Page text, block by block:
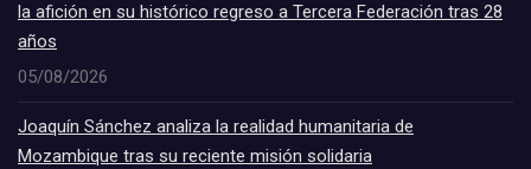
la afición en su histórico regreso a Tercera Federación tras 28
años
05/08/2026
Joaquín Sánchez analiza la realidad humanitaria de
Mozambique tras su reciente misión solidaria